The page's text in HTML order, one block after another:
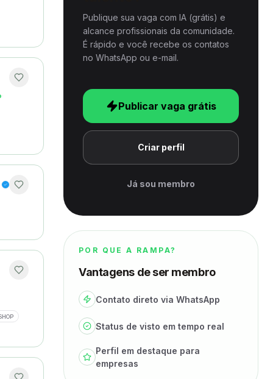
·
Publique sua vaga com IA (grátis) e
alcance profissionais da comunidade.
É rápido e você recebe os contatos
no WhatsApp ou e-mail.
Publicar vaga grátis
Criar perfil
Já sou membro
POR QUE A RAMPA?
Vantagens de ser membro
Contato direto via WhatsApp
Status de visto em tempo real
Perfil em destaque para
empresas